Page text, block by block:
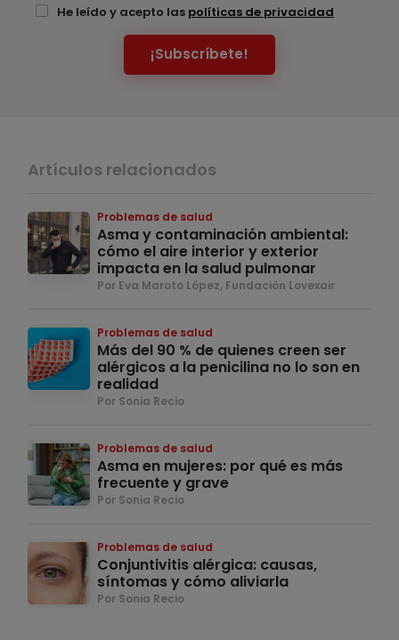
He leído y acepto las políticas de privacidad
¡Subscríbete!
Artículos relacionados
Problemas de salud
Asma y contaminación ambiental:
cómo el aire interior y exterior
impacta en la salud pulmonar
Por Eva Maroto López, Fundación Lovexair
Problemas de salud
Más del 90 % de quienes creen ser
alérgicos a la penicilina no lo son en
realidad
Por Sonia Recio
Problemas de salud
Asma en mujeres: por qué es más
frecuente y grave
Por Sonia Recio
Problemas de salud
Conjuntivitis alérgica: causas,
síntomas y cómo aliviarla
Por Sonia Recio